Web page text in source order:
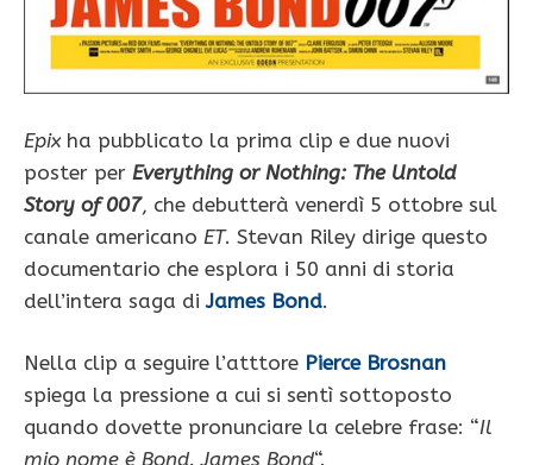
Epixha pubblicato la prima clip e due nuovi
poster per Everything or Nothing: The Untold
Story of 007, che debutterà venerdì 5 ottobre sul
canale americano ET. Stevan Riley dirige questo
documentario che esplora i 50 anni di storia
dell’intera saga diJames Bond.
Nella clip a seguire l’atttore Pierce Brosnan
spiega la pressione a cui si sentì sottoposto
quando dovette pronunciare la celebre frase: “Il
mio nome è Bond. James Bond“.